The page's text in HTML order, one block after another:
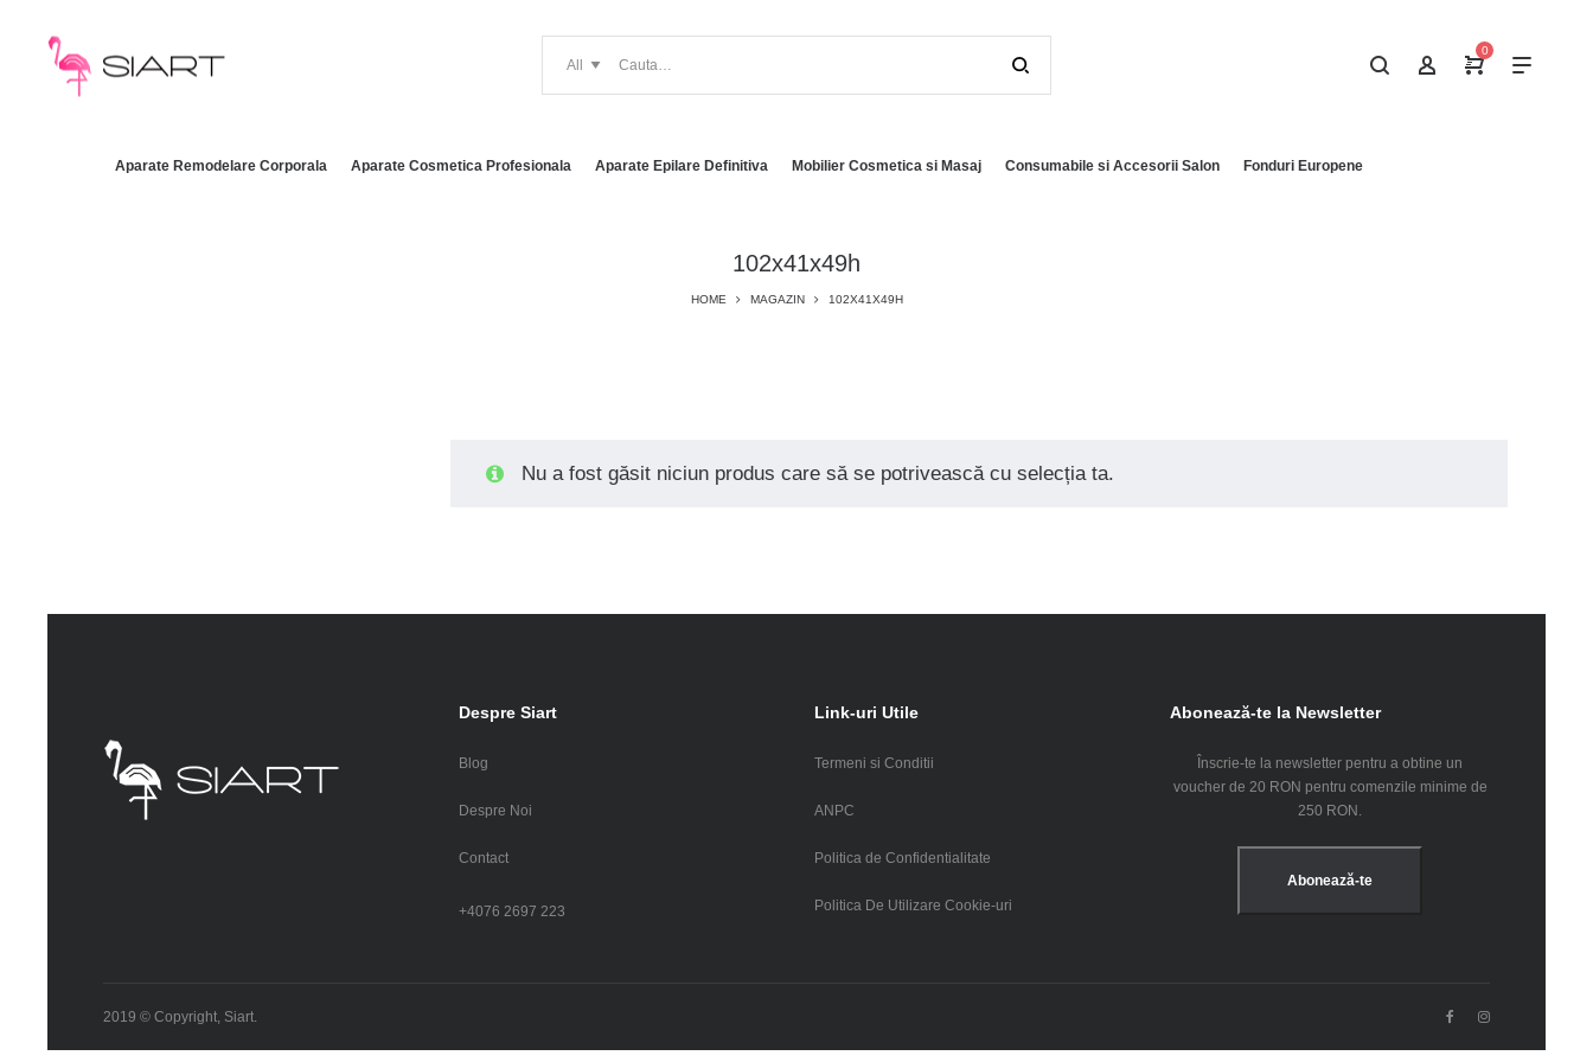
0
Aparate Remodelare Corporala Aparate Cosmetica Profesionala Aparate Epilare Definitiva Mobilier Cosmetica si Masaj Consumabile si Accesorii Salon Fonduri Europene
102x41x49h
HOME MAGAZIN 102X41X49H
Nu a fost găsit niciun produs care să se potrivească cu selecția ta.
Despre Siart
Blog
Despre Noi
Contact
+4076 2697 223
Link-uri Utile
Termeni si Conditii
ANPC
Politica de Confidentialitate
Politica De Utilizare Cookie-uri
Abonează-te la Newsletter
Înscrie-te la newsletter pentru a obtine un
voucher de 20 RON pentru comenzile minime de
250 RON.
Abonează-te
2019 © Copyright, Siart.